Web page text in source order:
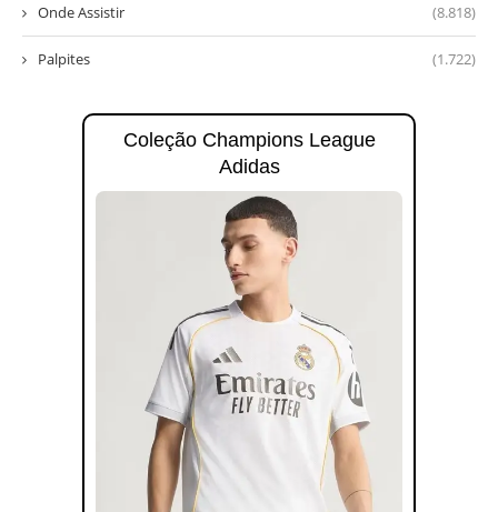
Onde Assistir (8.818)
Palpites (1.722)
Coleção Champions League
Adidas